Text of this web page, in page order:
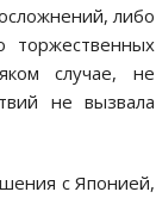
либо
торжественных
случае, не
не вызвала
с Японией,